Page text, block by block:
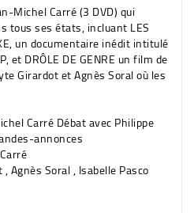
Michel Carré (3 DVD) qui
tous ses états, incluant LES
un documentaire inédit intitulé
et DRÔLE DE GENRE un film de
Girardot et Agnès Soral où les
Carré Débat avec Philippe
annonces
Agnès Soral , Isabelle Pasco